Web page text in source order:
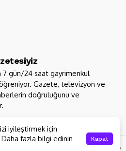
gün/24 saat gayrimenkul
Gazete, televizyon ve
doğruluğunu ve
saklıdır kenthabergazetesi.com.
iyileştirmek için
fazla bilgi edinin
Kapat